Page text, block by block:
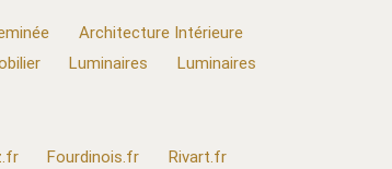
Architecture Intérieure
Luminaires
Luminaires
Fourdinois.fr
Rivart.fr